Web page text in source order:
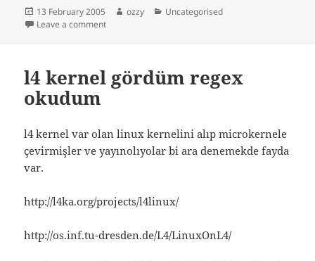
Posted
on
13 February 2005 Author
ozzy Categories
Uncategorised
Leave a commenton How to make LaTeX (teTeX) handle unicode and
l4 kernel gördüm regex
okudum
l4 kernel var olan linux kernelini alıp microkernele
çevirmişler ve yayınolıyolar bi ara denemekde fayda
var.
http://l4ka.org/projects/l4linux/
http://os.inf.tu-dresden.de/L4/LinuxOnL4/